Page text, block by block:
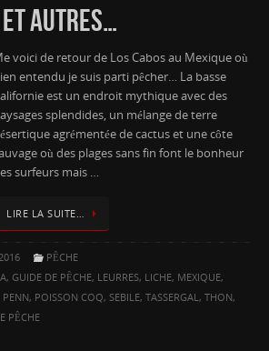
ET AUTRES…
voici de retour de Los Cabos au Mexique où
entendu je suis parti pêcher… La basse
est un endroit mythique avec des
splendides, un mélange de terre
agrémentée de cactus et une côte
où des plages sans fin font le bonheur
surfeurs mais …
LIRE LA SUITE…
PÊCHE
, GUIDE DE PÊCHE, LEURRES, LICHE, MEXIQUE,
PENN, POISSON COQ, SEBILE, TASSERGAL , THON,
PÊCHE